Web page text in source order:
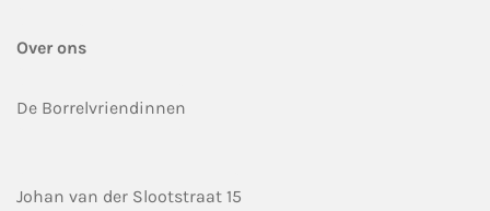
Over ons
De Borrelvriendinnen
Johan van der Slootstraat 15